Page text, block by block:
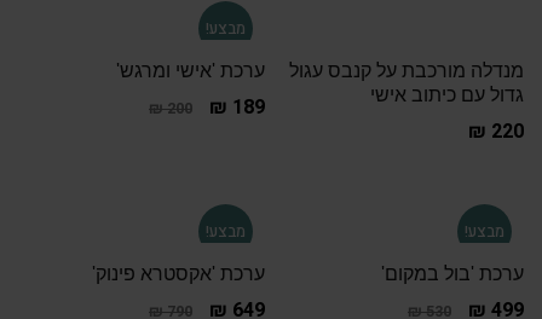
מנדלה מורכבת על קנבס עגול
גדול עם כיתוב אישי
₪ 220
מבצע!
ערכת 'אישי ומרגש'
₪200 ₪ 189
מבצע!
ערכת 'בול במקום'
₪530 ₪ 499
מבצע!
ערכת 'אקסטרא פינוק'
₪790 ₪ 649